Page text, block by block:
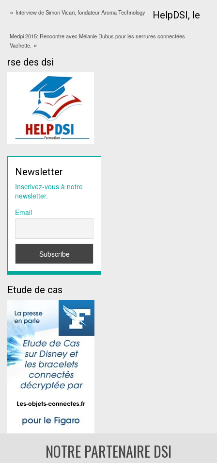
« Interview de Simon Vicari, fondateur Aroma Technology
Medpi 2015: Rencontre avec Mélanie Dubus pour les serrures connectées
Vachette. »
HelpDSI, le
rse des dsi
Newsletter
Inscrivez-vous à notre
newsletter.
Email
Etude de cas
NOTRE PARTENAIRE DSI